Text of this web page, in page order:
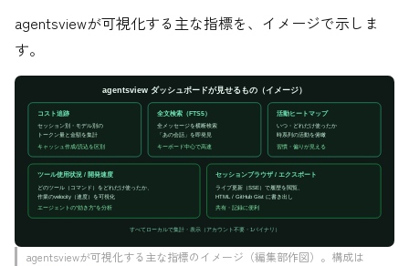
agentsviewが可視化する主な指標を、イメージで示しま
す。
agentsview ダッシュボードが見せるもの（イメージ）
コスト追跡
セッション別・モデル別の
トークン量と金額を集計
キャッシュ作成/読込を区別
全文検索（FTS5）
全メッセージを横断検索
「あの会話」を即発見
キーボード中心で高速
活動ヒートマップ
いつ・どれだけ使ったか
時系列の活動を俯瞰
習慣・偏りが見える
ツール使用状況 / 開発速度
どのツール（コマンド）をどれだけ使ったか、
作業のvelocity（速度）を可視化
エージェントの“効き方”を分析
セッションブラウザ / エクスポート
ライブ更新（SSE）で履歴を閲覧、
HTML / GitHub Gist に書き出し
共有・記録に便利
すべてローカルで集計・表示（アカウント不要・1バイナリ）
agentsviewが可視化する主な指標のイメージ（編集部作図）。構成は